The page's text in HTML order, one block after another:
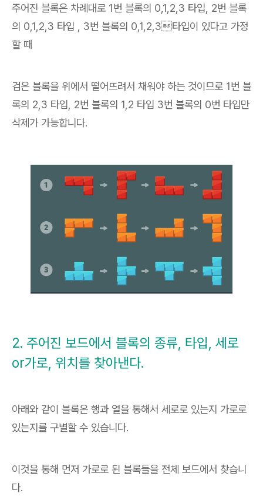
주어진 블록은 차례대로 1번 블록의 0,1,2,3 타입, 2번 블록
의 0,1,2,3 타입 , 3번 블록의 0,1,2,3타입이 있다고 가정
할 때
검은 블록을 위에서 떨어뜨려서 채워야 하는 것이므로 1번 블
록의 2,3 타입, 2번 블록의 1,2 타입 3번 블록의 0번 타입만
삭제가 가능합니다.
2. 주어진 보드에서 블록의 종류, 타입, 세로
or가로, 위치를 찾아낸다.
아래와 같이 블록은 행과 열을 통해서 세로로 있는지 가로로
있는지를 구별할 수 있습니다.
이것을 통해 먼저 가로로 된 블록들을 전체 보드에서 찾습니
다.